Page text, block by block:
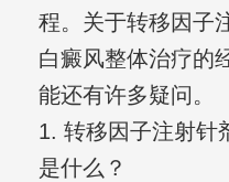
程。关于转移因子
白癜风整体治疗的
能还有许多疑问。
1. 转移因子注射针
是什么？